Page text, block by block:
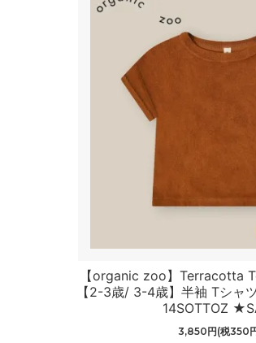
【organic zoo】Terracotta
【2-3歳/ 3-4歳】半袖 Tシャ
14SOTTOZ
3,850円(税350